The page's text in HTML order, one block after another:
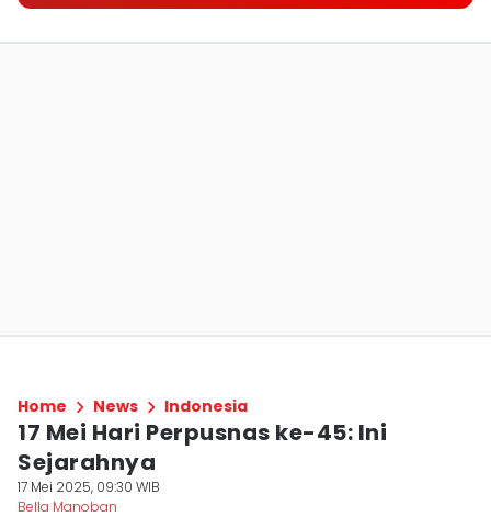
Home News Indonesia
17 Mei Hari Perpusnas ke-45: Ini
Sejarahnya
17 Mei 2025, 09:30 WIB
Bella Manoban